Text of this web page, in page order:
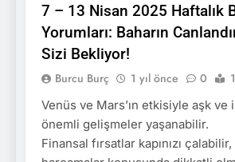
7 – 13 Nisan 2025 Haftalık
Yorumları: Baharın
Sizi Bekliyor!
Burcu Burç 1 yıl önce 0
Venüs ve Mars’ın etkisiyle aşk ve
önemli gelişmeler yaşanabilir.
Finansal fırsatlar kapınızı